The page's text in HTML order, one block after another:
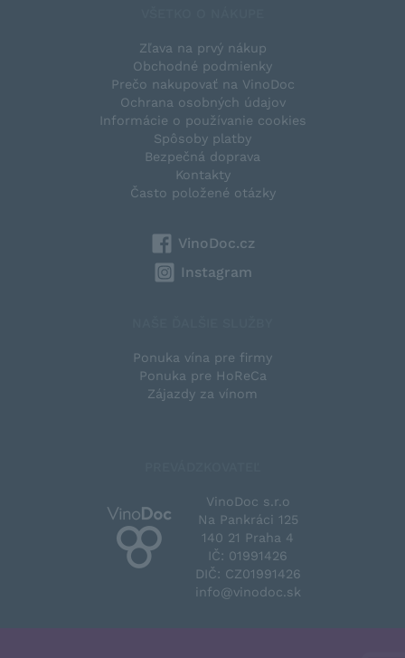
Zľava na prvý nákup
Obchodné podmienky
Prečo nakupovať na VinoDoc
Ochrana osobných údajov
Informácie o používanie cookies
Spôsoby platby
Bezpečná doprava
Kontakty
Často položené otázky
VinoDoc.cz
Instagram
Ponuka vína pre firmy
Ponuka pre HoReCa
Zájazdy za vínom
VinoDoc s.r.o
Na Pankráci 125
140 21 Praha 4
IČ: 01991426
DIČ: CZ01991426
info@vinodoc.sk